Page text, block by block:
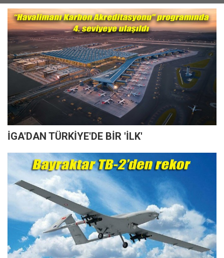
İGA'DAN TÜRKİYE'DE BİR 'İLK'